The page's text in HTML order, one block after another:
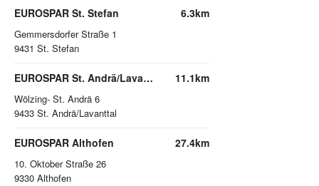
EUROSPAR St. Stefan
Gemmersdorfer Straße 1
9431 St. Stefan
6.3km
EUROSPAR St. Andrä/Lavanttal
Wölzing- St. Andrä 6
9433 St. Andrä/Lavanttal
11.1km
EUROSPAR Althofen
10. Oktober Straße 26
9330 Althofen
27.4km